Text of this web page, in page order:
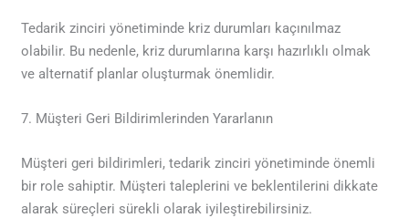
Tedarik zinciri yönetiminde kriz durumları kaçınılmaz
olabilir. Bu nedenle, kriz durumlarına karşı hazırlıklı olmak
ve alternatif planlar oluşturmak önemlidir.
7. Müşteri Geri Bildirimlerinden Yararlanın
Müşteri geri bildirimleri, tedarik zinciri yönetiminde önemli
bir role sahiptir. Müşteri taleplerini ve beklentilerini dikkate
alarak süreçleri sürekli olarak iyileştirebilirsiniz.